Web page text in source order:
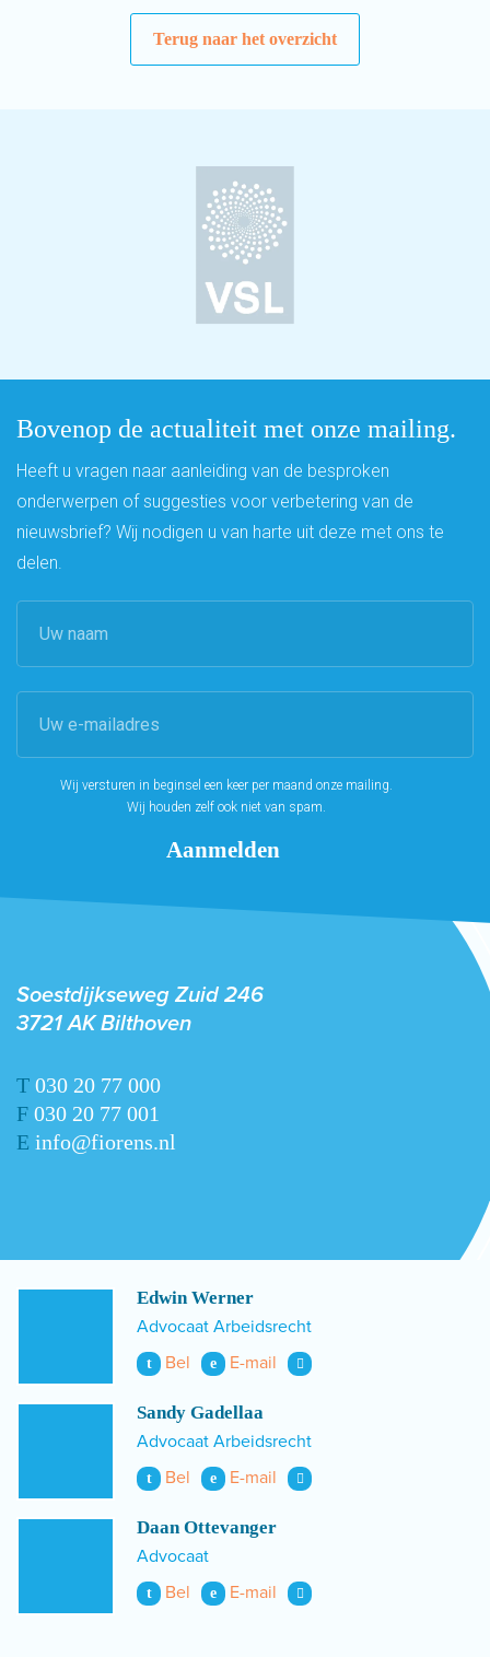
Terug naar het overzicht
Bovenop de actualiteit met onze mailing.
Heeft u vragen naar aanleiding van de besproken
onderwerpen of suggesties voor verbetering van de
nieuwsbrief? Wij nodigen u van harte uit deze met ons te
delen.
Wij versturen in beginsel een keer per maand onze mailing.
Wij houden zelf ook niet van spam.
Soestdijkseweg Zuid 246
3721 AK Bilthoven
T 030 20 77 000
F 030 20 77 001
E info@fiorens.nl
Edwin Werner
Advocaat Arbeidsrecht
t Bel e E-mail
Sandy Gadellaa
Advocaat Arbeidsrecht
t Bel e E-mail
Daan Ottevanger
Advocaat
t Bel e E-mail